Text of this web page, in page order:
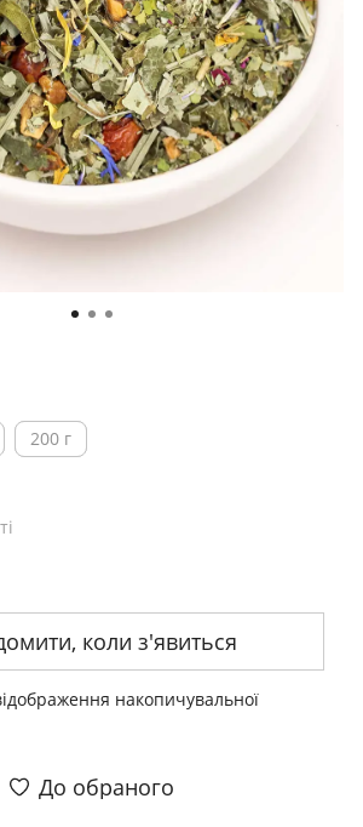
200 г
коли з'явиться
накопичувальної
До обраного